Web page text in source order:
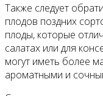
Также следует
плодов поздних
плоды, которые
салатах или для
могут иметь более
ароматными и